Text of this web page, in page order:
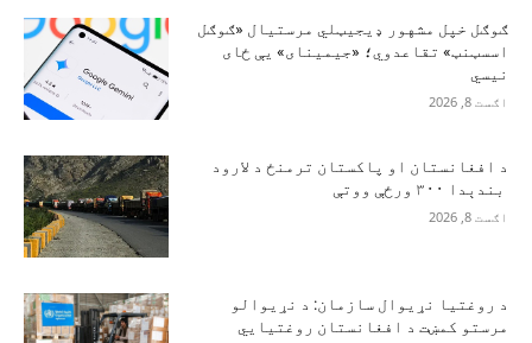
ګوګل خپل مشهور ډیجیټلي مرستیال «ګوګل
اسسټنټ» تقاعدوي؛ «جیمینای» یې ځای
نیسي
اګست 8, 2026
د افغانستان او پاکستان ترمنځ د لارود
بندېدا ۳۰۰ ورځې ووتې
اګست 8, 2026
د روغتیا نړیوال سازمان: د نړیوالو
مرستو کمښت د افغانستان روغتیايي